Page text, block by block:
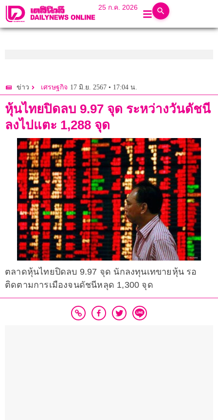
25 ก.ค. 2026
ข่าว เศรษฐกิจ 17 มิ.ย. 2567 • 17:04 น.
หุ้นไทยปิดลบ 9.97 จุด ระหว่างวันดัชนี
ลงไปแตะ 1,288 จุด
ตลาดหุ้นไทยปิดลบ 9.97 จุด นักลงทุนเทขายหุ้น รอ
ติดตามการเมืองจนดัชนีหลุด 1,300 จุด